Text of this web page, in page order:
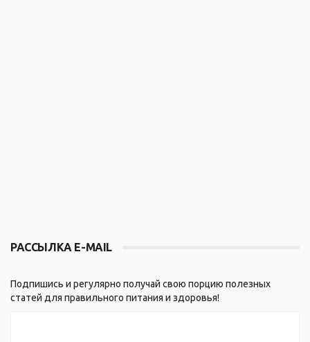
РАССЫЛКА E-MAIL
Подпишись и регулярно получай свою порцию полезных
статей для правильного питания и здоровья!